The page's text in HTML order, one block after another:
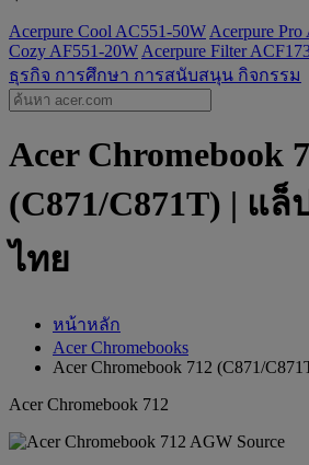
Acerpure Cool AC551-50W Acerpure
Cozy AF551-20W Acerpure Filter
ธุรกิจ การศึกษา การสนับสนุน กิจกรรม
Acer Chromebook
(C871/C871T) | แล็
ไทย
หน้าหลัก
Acer Chromebooks
Acer Chromebook 712 (C871/
Acer Chromebook 712